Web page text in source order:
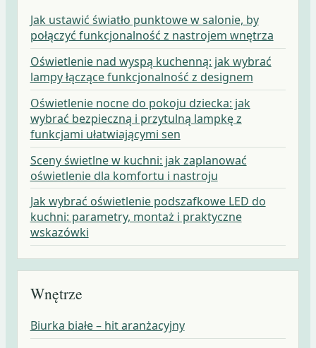
Jak ustawić światło punktowe w salonie, by
połączyć funkcjonalność z nastrojem wnętrza
Oświetlenie nad wyspą kuchenną: jak wybrać
lampy łączące funkcjonalność z designem
Oświetlenie nocne do pokoju dziecka: jak
wybrać bezpieczną i przytulną lampkę z
funkcjami ułatwiającymi sen
Sceny świetlne w kuchni: jak zaplanować
oświetlenie dla komfortu i nastroju
Jak wybrać oświetlenie podszafkowe LED do
kuchni: parametry, montaż i praktyczne
wskazówki
Wnętrze
Biurka białe – hit aranżacyjny